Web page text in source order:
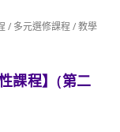
/ 多元選修課程 /教學
課程】(第二